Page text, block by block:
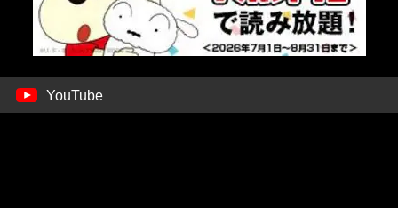
YouTube